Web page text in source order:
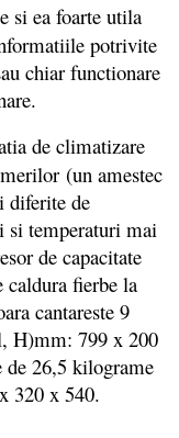
si ea foarte utila
potrivite
chiar functionare
de climatizare
(un amestec
diferite de
si temperaturi mai
de capacitate
caldura fierbe la
cantareste 9
H)mm: 799 x 200
de 26,5 kilograme
320 x 540.